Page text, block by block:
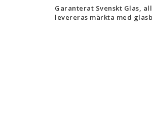
Garanterat Svenskt Glas,
levereras märkta med